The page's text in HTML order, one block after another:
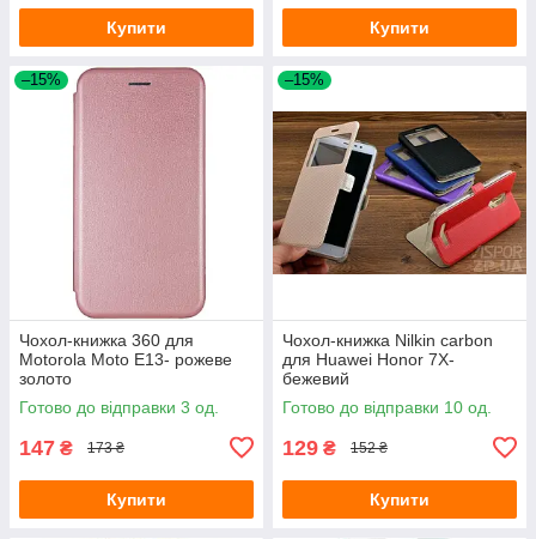
Купити Купити
–15%
Чохол-книжка 360 для
Motorola Moto E13- рожеве
золото
Готово до відправки 3 од.
147 ₴ 173 ₴
Купити
–15%
Чохол-книжка Nilkin carbon
для Huawei Honor 7X-
бежевий
Готово до відправки 10 од.
129 ₴ 152 ₴
Купити